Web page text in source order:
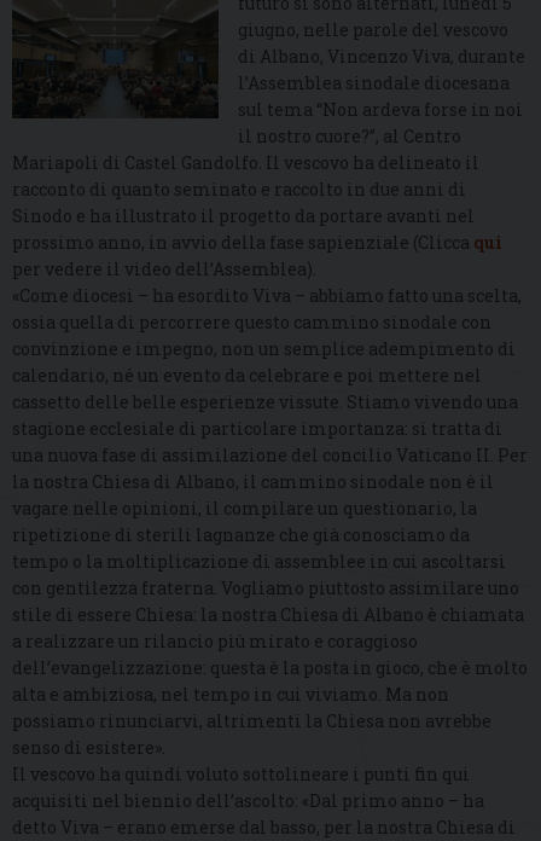
giugno, nelle parole del vescovo
di Albano, Vincenzo Viva, durante
l’Assemblea sinodale diocesana
sul tema “Non ardeva forse in noi
il nostro cuore?”, al Centro
Mariapoli di Castel Gandolfo. Il vescovo ha delineato il
racconto di quanto seminato e raccolto in due anni di
Sinodo e ha illustrato il progetto da portare avanti nel
prossimo anno, in avvio della fase sapienziale (Clicca qui
per vedere il video dell’Assemblea).
«Come diocesi – ha esordito Viva – abbiamo fatto una scelta,
ossia quella di percorrere questo cammino sinodale con
convinzione e impegno, non un semplice adempimento di
calendario, né un evento da celebrare e poi mettere nel
cassetto delle belle esperienze vissute. Stiamo vivendo una
stagione ecclesiale di particolare importanza: si tratta di
una nuova fase di assimilazione del concilio Vaticano II. Per
la nostra Chiesa di Albano, il cammino sinodale non è il
vagare nelle opinioni, il compilare un questionario, la
ripetizione di sterili lagnanze che già conosciamo da
tempo o la moltiplicazione di assemblee in cui ascoltarsi
con gentilezza fraterna. Vogliamo piuttosto assimilare uno
stile di essere Chiesa: la nostra Chiesa di Albano è chiamata
a realizzare un rilancio più mirato e coraggioso
dell’evangelizzazione: questa è la posta in gioco, che è molto
alta e ambiziosa, nel tempo in cui viviamo. Ma non
possiamo rinunciarvi, altrimenti la Chiesa non avrebbe
senso di esistere».
Il vescovo ha quindi voluto sottolineare i punti fin qui
acquisiti nel biennio dell’ascolto: «Dal primo anno – ha
detto Viva – erano emerse dal basso, per la nostra Chiesa di